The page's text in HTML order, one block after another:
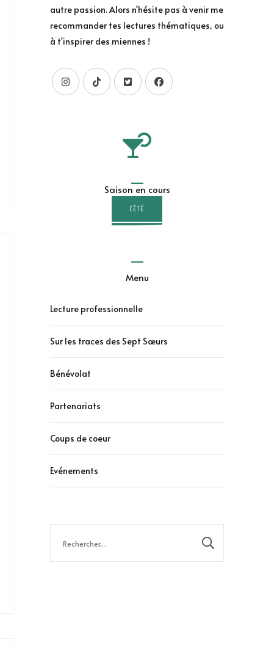
autre passion. Alors n'hésite pas à venir me
recommander tes lectures thématiques, ou
à t'inspirer des miennes !
Saison en cours
L'ÉTÉ
Menu
Lecture professionnelle
Sur les traces des Sept Sœurs
Bénévolat
Partenariats
Coups de coeur
Evénements